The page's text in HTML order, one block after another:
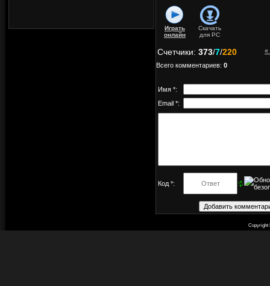
Играть
онлайн
Скачать
для PC
«
Счетчики: 373/7/220
Всего комментариев: 0
Имя *:
Email *:
Код *:
Copyright